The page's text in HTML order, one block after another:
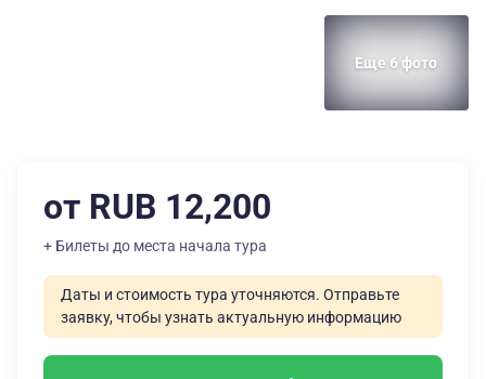
Еще 6 фото
от RUB 12,200
+ Билеты до места начала тура
Даты и стоимость тура уточняются. Отправьте
заявку, чтобы узнать актуальную информацию